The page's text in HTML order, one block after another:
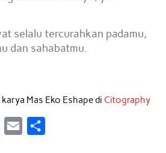
selalu tercurahkan padamu,
dan sahabatmu.
Mas Eko Eshape di Citography